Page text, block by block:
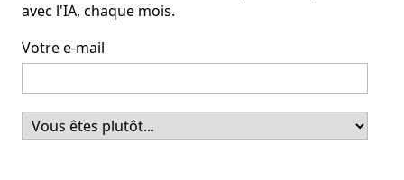
avec l'IA, chaque mois.
Votre e-mail